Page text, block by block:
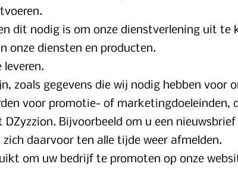
dit nodig is om onze dienstverlening uit te
onze diensten en producten.
leveren.
zoals gegevens die wij nodig hebben voor
voor promotie- of marketingdoeleinden,
Bijvoorbeeld om u een
daarvoor ten alle tijde weer afmelden.
om uw bedrijf te promoten op onze